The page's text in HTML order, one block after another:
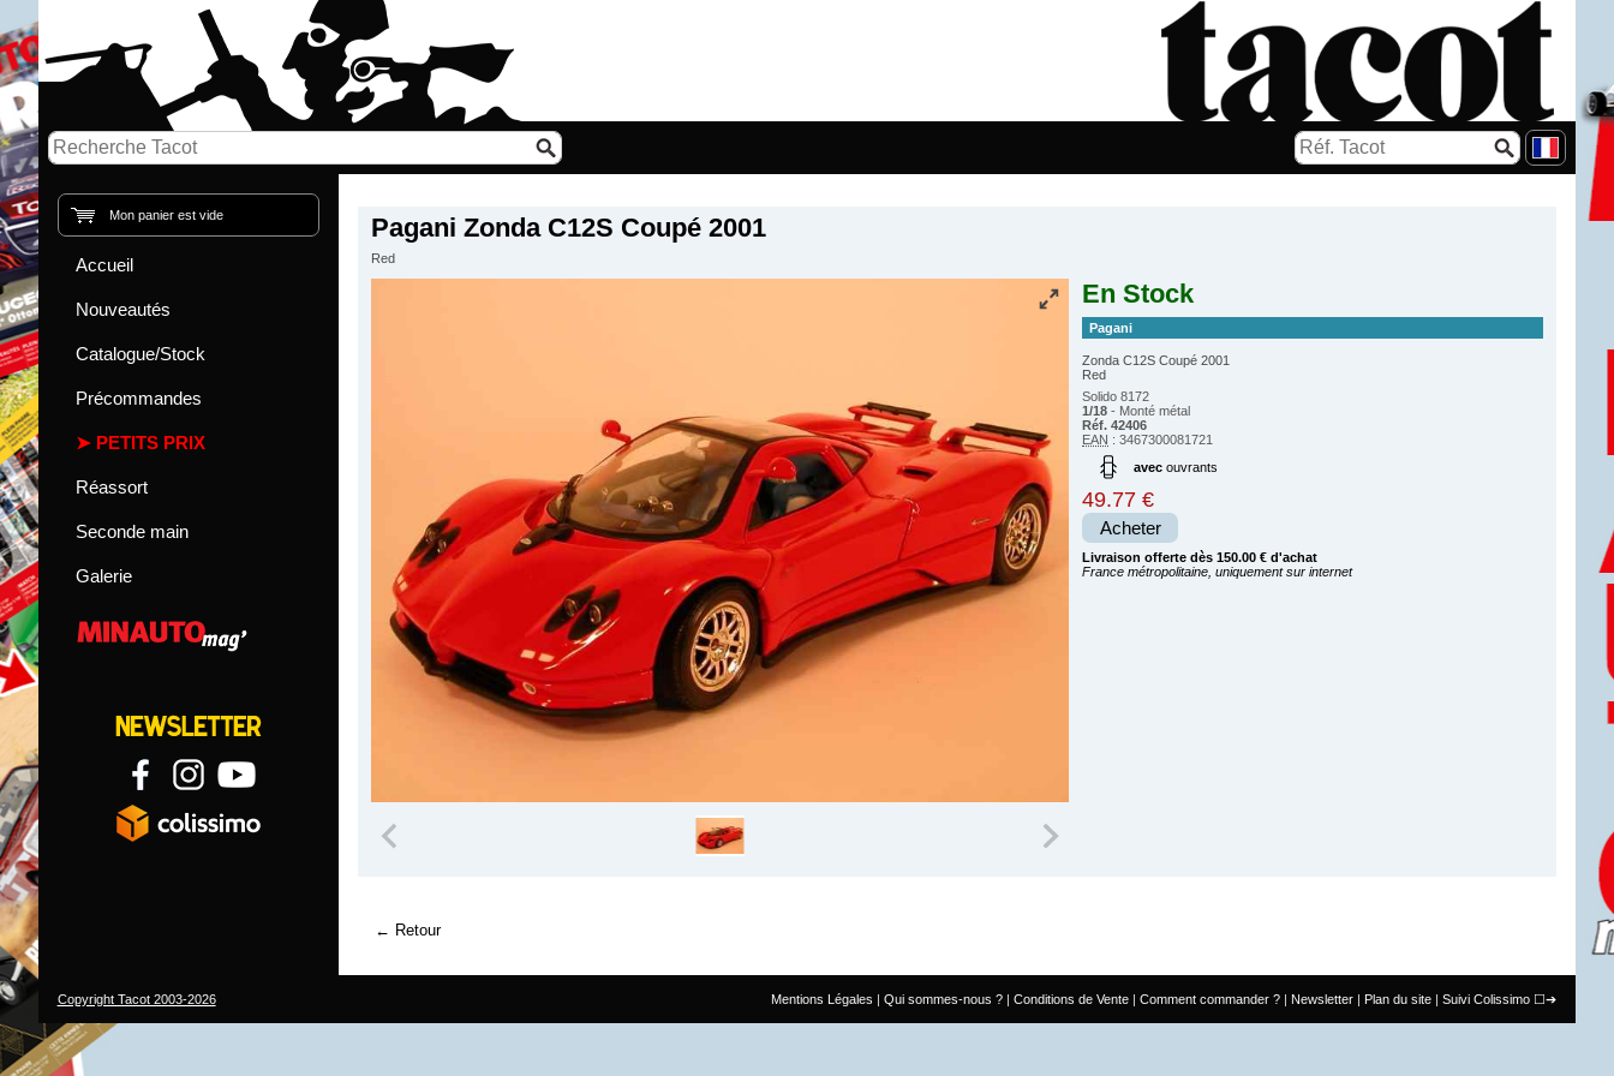
Pagani Zonda C12S Coupé 2001
Red
En Stock
Pagani
Zonda C12S Coupé 2001
Red
Solido 8172
1/18 - Monté métal
Réf. 42406
EAN : 3467300081721
avecouvrants
49.77 €
Acheter
Livraison offerte dès 150.00 € d'achat
France métropolitaine, uniquement sur internet
Retour
Mon panier est vide
Accueil
Nouveautés
Catalogue/Stock
Précommandes
PETITS PRIX
Réassort
Seconde main
Galerie
Mentions Légales Qui sommes-nous ? Conditions de Vente Comment commander ? Newsletter Plan du site Suivi Colissimo
Copyright Tacot 2003-2026